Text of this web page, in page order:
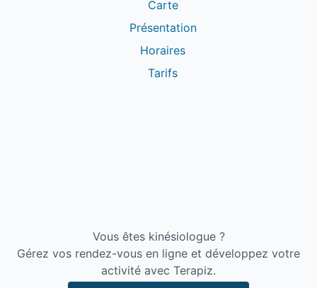
Carte
Présentation
Horaires
Tarifs
Vous êtes kinésiologue ?
Gérez vos rendez-vous en ligne et développez votre
activité avec Terapiz.